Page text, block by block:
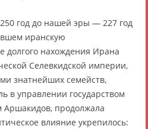
год до нашей эры — 227 год
иранскую
долгого нахождения Ирана
Селевкидской империи,
знатнейших семейств,
в управлении государством
Аршакидов, продолжала
влияние укрепилось: